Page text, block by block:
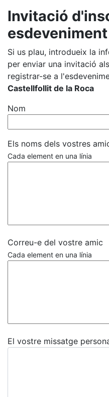
Invitació
esdeveniment
Si us plau, introdueix la
per enviar una invitació
registrar-se a
Castellfollit de la Roca
Nom
Els noms dels vostres
Cada element en una línia
Correu-e del vostre amic
Cada element en una línia
El vostre missatge